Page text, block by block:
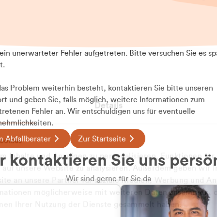
Details
Inhalte und Anzeigen zu personalisieren, Funktionen für
auf unsere Website zu analysieren. Außerdem geben wir
an unsere Partner für soziale Medien, Werbung und
möglicherweise mit weiteren Daten zusammen,
Ihrer Nutzung der Dienste gesammelt haben.
ein unerwarteter Fehler aufgetreten. Bitte versuchen Sie es
Problem weiterhin besteht, kontaktieren Sie bitte unseren
und geben Sie, falls möglich, weitere Informationen zum
Fehler an. Wir entschuldigen uns für eventuelle
Abfallberater Zur Startseite
kontaktieren Sie uns
Wir sind gerne für Sie da